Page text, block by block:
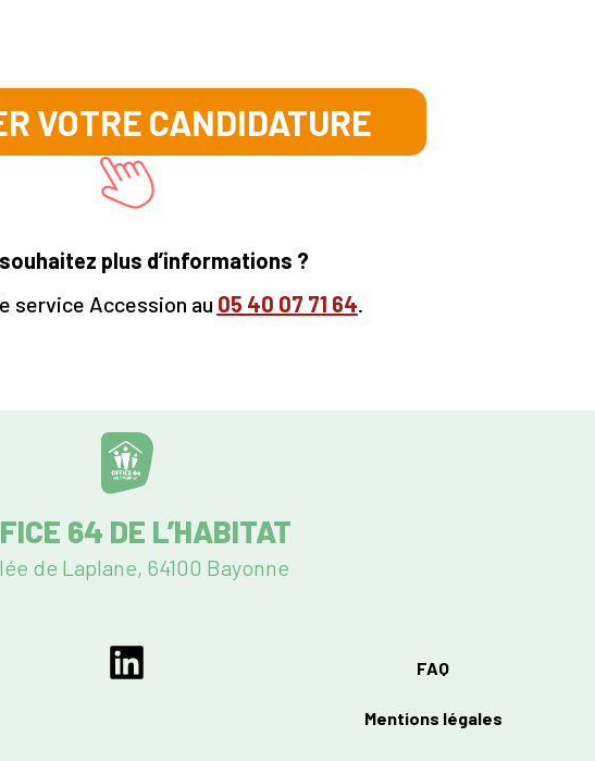
VOTRE CANDIDATURE
plus d’informations ?
service Accession au 05 40 07 71 64.
64 DE L’HABITAT
de Laplane, 64100 Bayonne
FAQ
Mentions légales